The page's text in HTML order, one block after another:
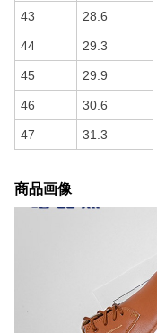
43 28.6
44 29.3
45 29.9
46 30.6
47 31.3
商品画像